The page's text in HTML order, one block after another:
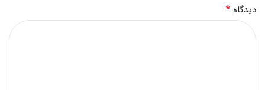
دیدگاه *